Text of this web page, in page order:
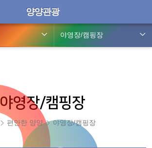
양양관광
야영장/캠핑장
야영장/캠핑장
편안한 양양 야영장/캠핑장